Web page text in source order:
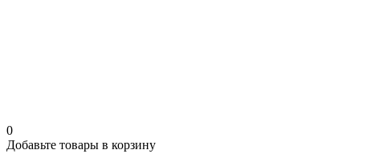
0
Добавьте товары в корзину